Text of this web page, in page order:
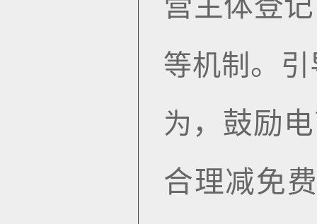
等机制 。
为 ，鼓励
合理减免